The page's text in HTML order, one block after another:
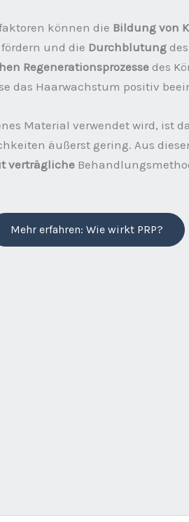
können die Bildung von
fördern und die Durchblutung
Regenerationsprozesse des
das Haarwachstum positiv
Material verwendet wird, ist
äußerst gering. Aus
verträgliche
Mehr erfahren: Wie wirkt PRP?